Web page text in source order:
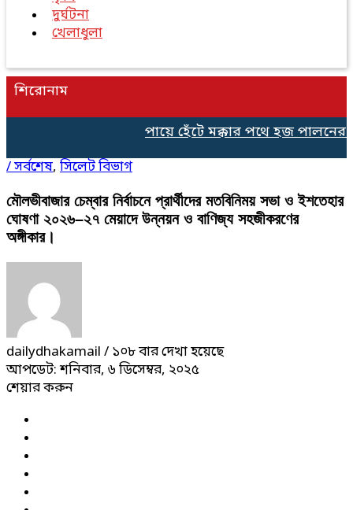
দুর্ঘটনা
খেলাধুলা
শিরোনাম
পায়ে হেঁটে মক্কার পথে হজ পালনের
/সর্বশেষ, সিলেট বিভাগ
মৌলভীবাজার চেম্বার নির্বাচনে প্রার্থীদের মতবিনিময় সভা ও ইশতেহার
ঘোষণা ২০২৬–২৭ মেয়াদে উন্নয়ন ও বাণিজ্য সহজীকরণের
অঙ্গীকার।
dailydhakamail / ১০৮ বার দেখা হয়েছে
আপডেট: শনিবার, ৬ ডিসেম্বর, ২০২৫
শেয়ার করুন